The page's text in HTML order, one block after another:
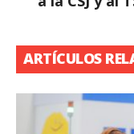
ARTÍCULOS